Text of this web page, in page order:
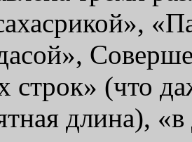
строк» (что
длина),